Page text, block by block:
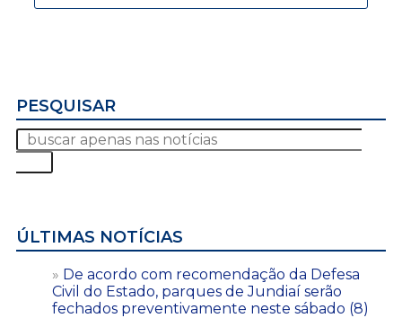
PESQUISAR
ÚLTIMAS NOTÍCIAS
De acordo com recomendação da Defesa
Civil do Estado, parques de Jundiaí serão
fechados preventivamente neste sábado (8)